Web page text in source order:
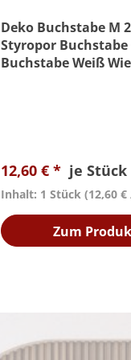
Deko Buchstabe M
Styropor Buchstabe
Buchstabe Weiß
12,60 € * je Stück
Inhalt: 1 Stück (12,60
Zum